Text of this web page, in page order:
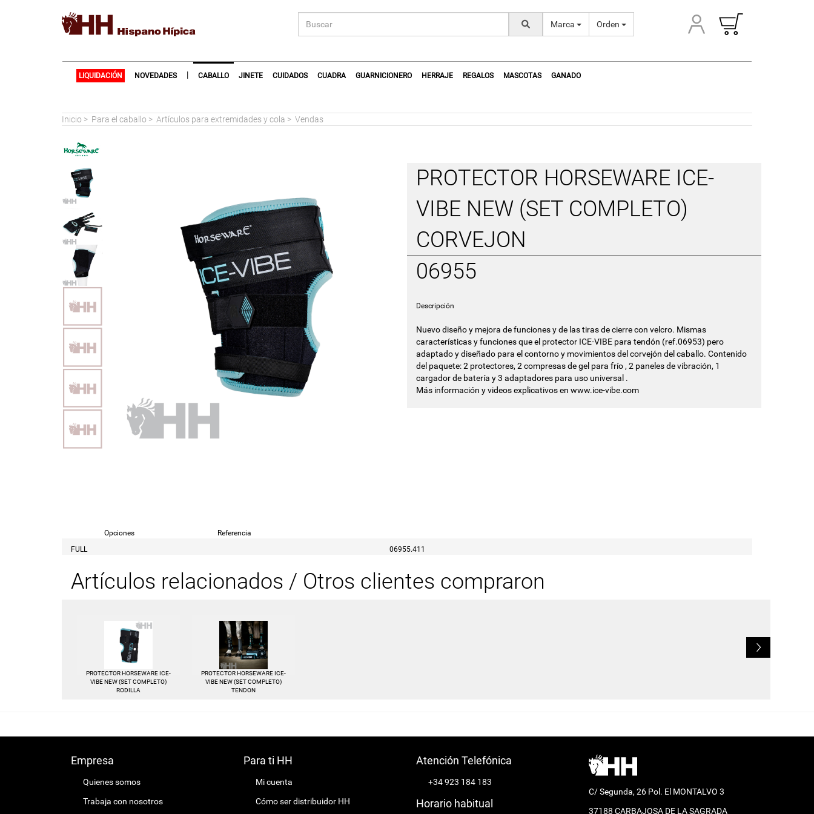
Marca Orden
LIQUIDACIÓN NOVEDADES | CABALLO JINETE CUIDADOS CUADRA GUARNICIONERO HERRAJE REGALOS MASCOTAS GANADO
Inicio > Para el caballo > Artículos para extremidades y cola > Vendas
PROTECTOR HORSEWARE ICE-
VIBE NEW (SET COMPLETO)
CORVEJON
06955
Descripción
Nuevo diseño y mejora de funciones y de las tiras de cierre con velcro. Mismas
características y funciones que el protector ICE-VIBE para tendón (ref.06953) pero
adaptado y diseñado para el contorno y movimientos del corvejón del caballo. Contenido
del paquete: 2 protectores, 2 compresas de gel para frío , 2 paneles de vibración, 1
cargador de batería y 3 adaptadores para uso universal .
Más información y videos explicativos en www.ice-vibe.com
Opciones
Referencia
FULL
06955.411
Artículos relacionados / Otros clientes compraron
PROTECTOR HORSEWARE ICE-
VIBE NEW (SET COMPLETO)
RODILLA
PROTECTOR HORSEWARE ICE-
VIBE NEW (SET COMPLETO)
TENDON
L
Empresa
Quienes somos
Trabaja con nosotros
Para ti HH
Mi cuenta
Cómo ser distribuidor HH
Atención Telefónica
+34 923 184 183
Horario habitual
C/ Segunda, 26 Pol. El MONTALVO 3
37188 CARBAJOSA DE LA SAGRADA